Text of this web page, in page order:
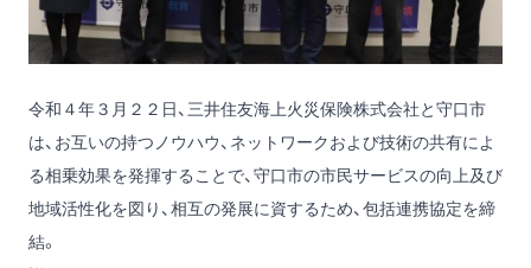
令和４年３月２２日、三井住友海上火災保険株式会社と守口市
は、お互いの持つノウハウ、ネットワークおよび技術の共有によ
る相乗効果を発揮することで、守口市の市民サービスの向上及び
地域活性化を図り、相互の発展に資するため、包括連携協定を締
結。